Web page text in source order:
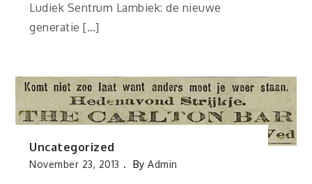
Ludiek Sentrum Lambiek: de nieuwe
generatie […]
Uncategorized
November 23, 2013 ByAdmin